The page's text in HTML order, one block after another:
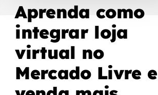
Aprenda como
integrar loja
virtual no
Mercado Livre e